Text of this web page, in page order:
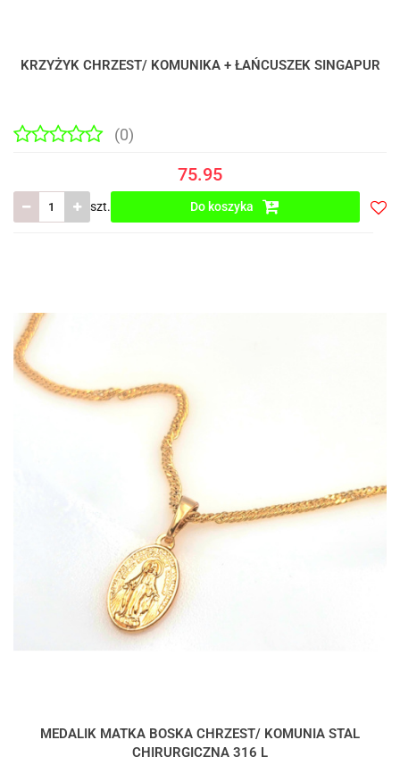
KRZYŻYK CHRZEST/ KOMUNIKA + ŁAŃCUSZEK SINGAPUR
(0)
75.95
szt. Do koszyka
MEDALIK MATKA BOSKA CHRZEST/ KOMUNIA STAL
CHIRURGICZNA 316 L